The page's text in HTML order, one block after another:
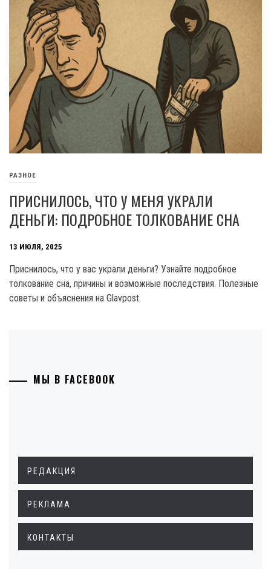
РАЗНОЕ
ПРИСНИЛОСЬ, ЧТО У МЕНЯ УКРАЛИ
ДЕНЬГИ: ПОДРОБНОЕ ТОЛКОВАНИЕ СНА
13 ИЮЛЯ, 2025
Приснилось, что у вас украли деньги? Узнайте подробное
толкование сна, причины и возможные последствия. Полезные
советы и объяснения на Glavpost.
МЫ В FACEBOOK
РЕДАКЦИЯ
РЕКЛАМА
КОНТАКТЫ